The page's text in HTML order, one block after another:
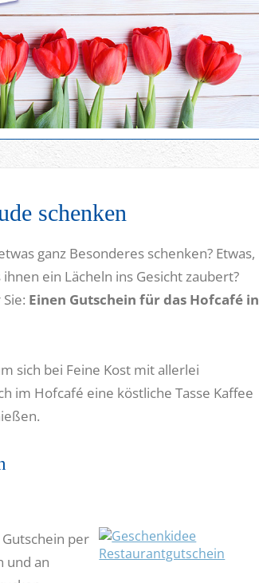
schenken
ganz Besonderes schenken? Etwas,
ein Lächeln ins Gesicht zaubert?
Einen Gutschein für das Hofcafé in
sich bei Feine Kost mit allerlei
im Hofcafé eine köstliche Tasse Kaffee
per
und an